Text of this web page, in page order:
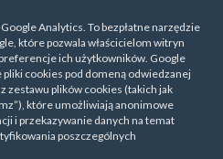
Analytics. To bezpłatne narzędzie
które pozwala właścicielom witryn
ich użytkowników. Google
pliki cookies pod domeną odwiedzanej
zestawu plików cookies (takich jak
które umożliwiają anonimowe
i przekazywanie danych na temat
poszczególnych